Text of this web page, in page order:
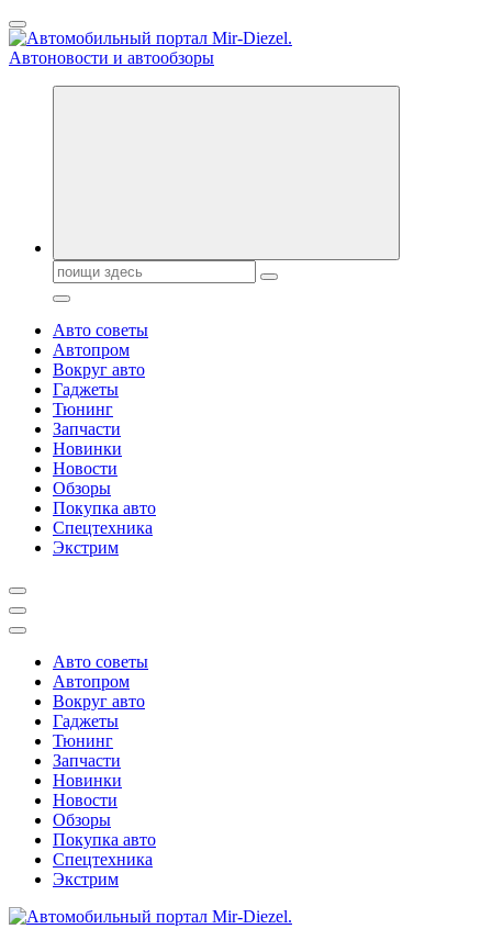
Перейти
к
содержанию
Справочник автомобилиста. Обзор новинок популярных
Поиск:
Авто советы
Автопром
Вокруг авто
Гаджеты
Тюнинг
Запчасти
Новинки
Новости
Обзоры
Покупка авто
Спецтехника
Экстрим
Авто советы
Автопром
Вокруг авто
Гаджеты
Тюнинг
Запчасти
Новинки
Новости
Обзоры
Покупка авто
Спецтехника
Экстрим